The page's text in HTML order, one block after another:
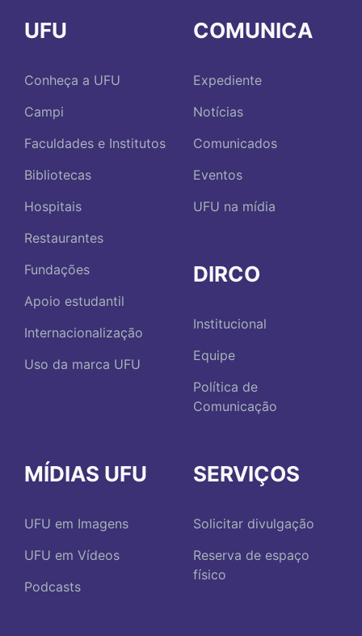
UFU
Conheça a UFU
Campi
Faculdades e Institutos
Bibliotecas
Hospitais
Restaurantes
Fundações
Apoio estudantil
Internacionalização
Uso da marca UFU
COMUNICA
Expediente
Notícias
Comunicados
Eventos
UFU na mídia
DIRCO
Institucional
Equipe
Política de
Comunicação
MÍDIAS UFU
UFU em Imagens
UFU em Vídeos
Podcasts
SERVIÇOS
Solicitar divulgação
Reserva de espaço
físico